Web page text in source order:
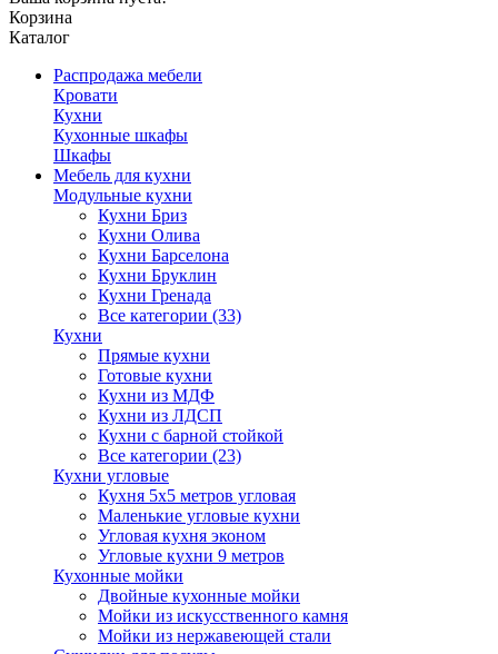
Корзина
Каталог
Распродажа мебели
Кровати
Кухни
Кухонные шкафы
Шкафы
Мебель для кухни
Модульные кухни
Кухни Бриз
Кухни Олива
Кухни Барселона
Кухни Бруклин
Кухни Гренада
Все категории (33)
Кухни
Прямые кухни
Готовые кухни
Кухни из МДФ
Кухни из ЛДСП
Кухни с барной стойкой
Все категории (23)
Кухни угловые
Кухня 5х5 метров угловая
Маленькие угловые кухни
Угловая кухня эконом
Угловые кухни 9 метров
Кухонные мойки
Двойные кухонные мойки
Мойки из искусственного камня
Мойки из нержавеющей стали